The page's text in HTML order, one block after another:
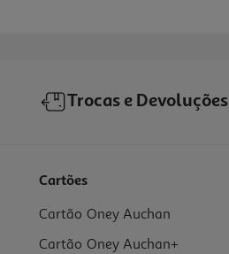
Trocas e Devoluções
Cartões
Cartão Oney Auchan
Cartão Oney Auchan+